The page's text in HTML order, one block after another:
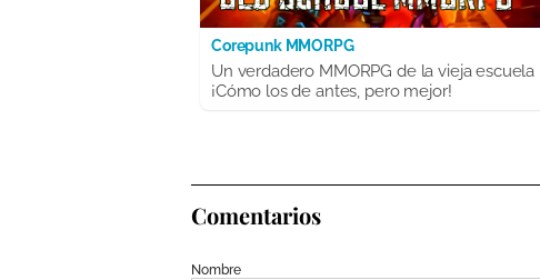
Corepunk MMORPG
Un verdadero MMORPG de la vieja escuela
¡Cómo los de antes, pero mejor!
Comentarios
Nombre